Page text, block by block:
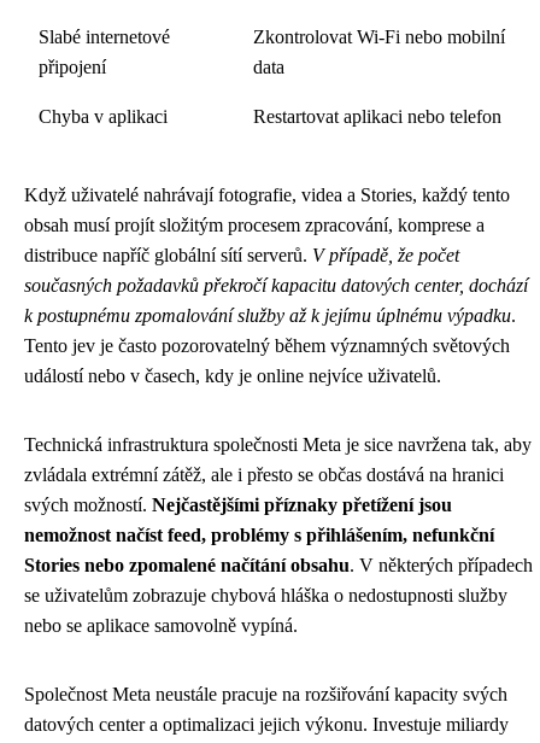
Slabé internetové
připojení
Zkontrolovat Wi-Fi nebo mobilní
data
Chyba v aplikaci Restartovat aplikaci nebo telefon
Když uživatelé nahrávají fotografie, videa a Stories, každý tento
obsah musí projít složitým procesem zpracování, komprese a
distribuce napříč globální sítí serverů. V případě, že počet
současných požadavků překročí kapacitu datových center, dochází
k postupnému zpomalování služby až k jejímu úplnému výpadku.
Tento jev je často pozorovatelný během významných světových
událostí nebo v časech, kdy je online nejvíce uživatelů.
Technická infrastruktura společnosti Meta je sice navržena tak, aby
zvládala extrémní zátěž, ale i přesto se občas dostává na hranici
svých možností. Nejčastějšími příznaky přetížení jsou
nemožnost načíst feed, problémy s přihlášením, nefunkční
Stories nebo zpomalené načítání obsahu. V některých případech
se uživatelům zobrazuje chybová hláška o nedostupnosti služby
nebo se aplikace samovolně vypíná.
Společnost Meta neustále pracuje na rozšiřování kapacity svých
datových center a optimalizaci jejich výkonu. Investuje miliardy